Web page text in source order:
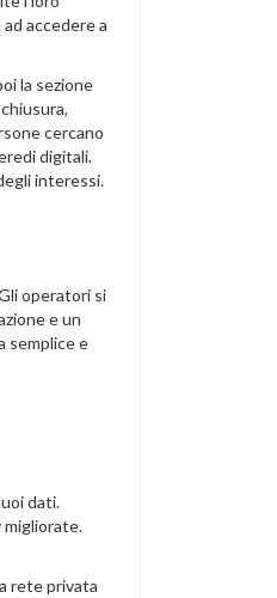
accedere a
la sezione
cercano
digitali.
interessi.
operatori si
e un
semplice e
dati.
migliorate.
rete privata